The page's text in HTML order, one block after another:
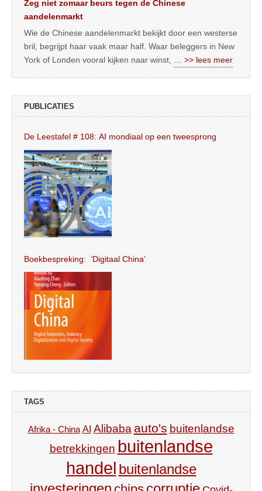
Zeg niet zomaar beurs tegen de Chinese
aandelenmarkt
Wie de Chinese aandelenmarkt bekijkt door een westerse
bril, begrijpt haar vaak maar half. Waar beleggers in New
York of Londen vooral kijken naar winst,
… >> lees meer
PUBLICATIES
De Leestafel # 108: AI mondiaal op een tweesprong
Boekbespreking: ‘Digitaal China’
TAGS
Afrika - China AI Alibaba auto's buitenlandse
betrekkingen buitenlandse
handel buitenlandse